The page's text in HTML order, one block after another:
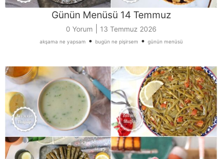
Günün Menüsü 14 Temmuz
0 Yorum 13 Temmuz 2026
akşama ne yapsam • bugün ne pişirsem • günün menüsü